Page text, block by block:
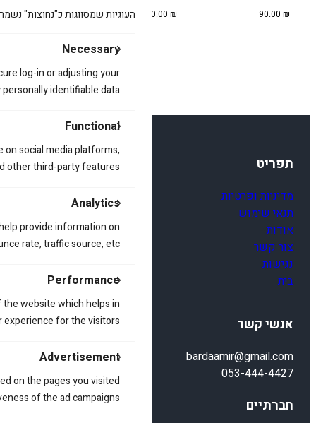
העוגיות שמסווגות כ"נחוצות"
Necessary
log-in or adjusting your
identifiable data.
Functional
social media platforms,
other third-party features.
Analytics
provide information on
rate, traffic source, etc.
Performance
website which helps in
for the visitors.
Advertisement
on the pages you visited
of the ad campaigns.
90.00 ₪
90.00₪
90.00₪
תפריט
מדיניות ופרטיות
תנאי שימוש
אודות
צור קשר
נגישות
בית
אנשי קשר
bardaamir@gmail.com
053-444-4427
חברתיים